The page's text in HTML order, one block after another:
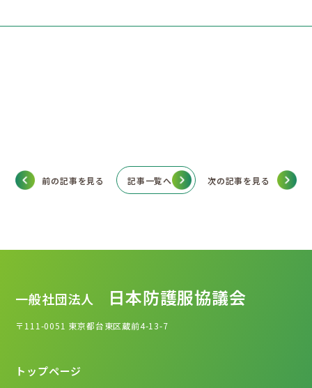
前の記事を見る 記事一覧へ 次の記事を見る
一般社団法人 日本防護服協議会
〒111-0051 東京都台東区蔵前4-13-7
トップページ